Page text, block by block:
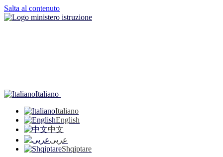
Salta al contenuto
Italiano
Italiano
English
中文
عربى
Shqiptare